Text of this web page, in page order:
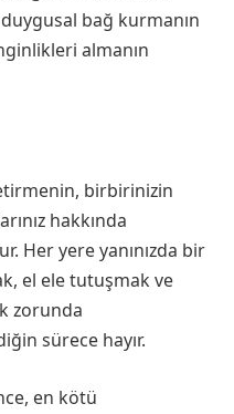
duygusal bağ kurmanın
almanın
birbirinizin
hakkında
Her yere yanınızda bir
el ele tutuşmak ve
zorunda
sürece hayır.
en kötü